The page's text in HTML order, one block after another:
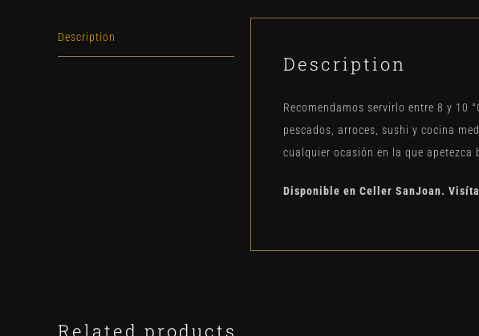
Description
Description
Recomendamos servirlo entre 8 y 10
pescados, arroces, sushi y cocina
cualquier ocasión en la que apetezca
Disponible en Celler SanJoan.
Related products